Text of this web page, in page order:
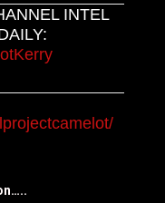
INTEL